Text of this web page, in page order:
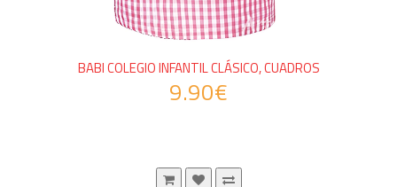
BABI COLEGIO INFANTIL CLÁSICO, CUADROS
9.90€